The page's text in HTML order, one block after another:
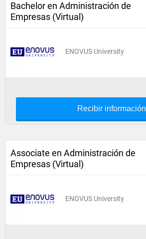
Bachelor en Administración de
Empresas (Virtual)
ENOVUS University
Recibir información
Associate en Administración de
Empresas (Virtual)
ENOVUS University